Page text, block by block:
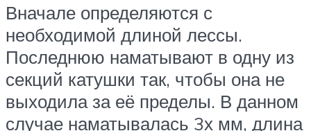
Вначале определяются с
необходимой длиной лессы.
Последнюю наматывают в одну из
секций катушки так, чтобы она не
выходила за её пределы. В данном
случае наматывалась 3х мм, длина